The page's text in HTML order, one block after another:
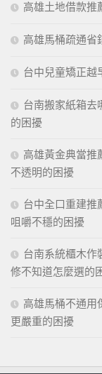
高雄土地借款推
高雄馬桶疏通省
台中兒童矯正越
台南搬家紙箱去
的困擾
高雄黃金典當推
不透明的困擾
台中全口重建推
咀嚼不穩的困擾
台南系統櫃木作
修不知道怎麼選的
高雄馬桶不通用
更嚴重的困擾